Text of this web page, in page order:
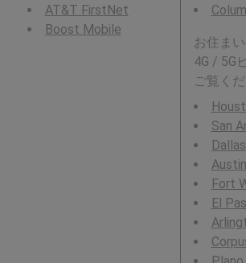
AT&T FirstNet
Boost Mobile
お住ま
4G / 5G
ご覧くだ
San
Dallas
Austin
Fort
El